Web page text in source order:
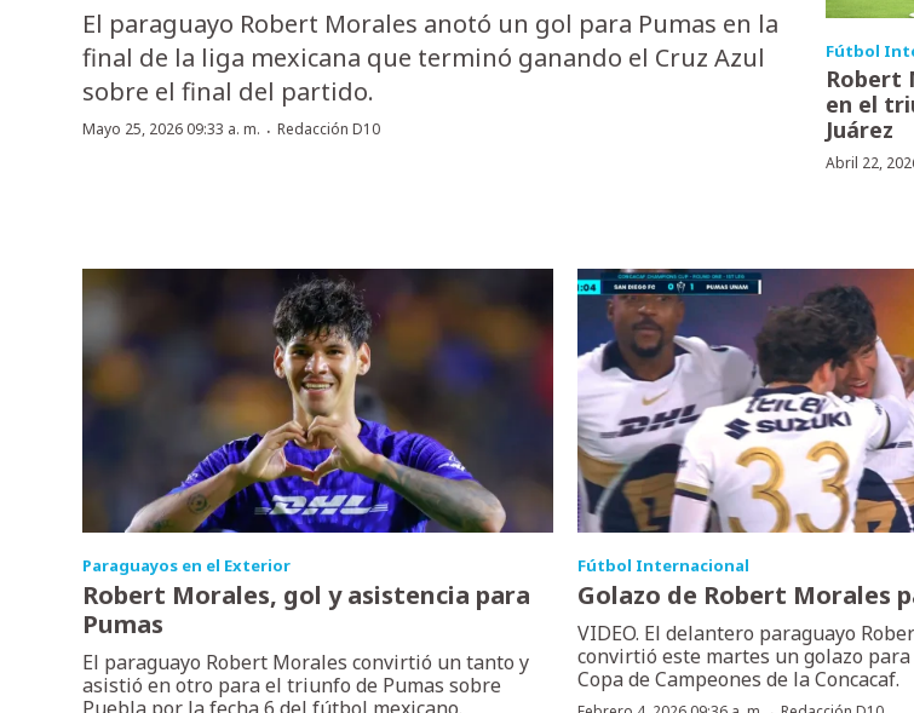
El paraguayo Robert Morales anotó un gol para Pumas en la
final de la liga mexicana que terminó ganando el Cruz Azul
sobre el final del partido.
Mayo 25, 2026 09:33 a. m. · Redacción D10
Fútbol
Robert
en el
Juárez
Abril 22,
Paraguayos en el Exterior
Robert Morales, gol y asistencia para
Pumas
El paraguayo Robert Morales convirtió un tanto y
asistió en otro para el triunfo de Pumas sobre
Fútbol Internacional
Golazo de Robert Morales
VIDEO. El delantero paraguayo
convirtió este martes un golazo
Copa de Campeones de la Concacaf.